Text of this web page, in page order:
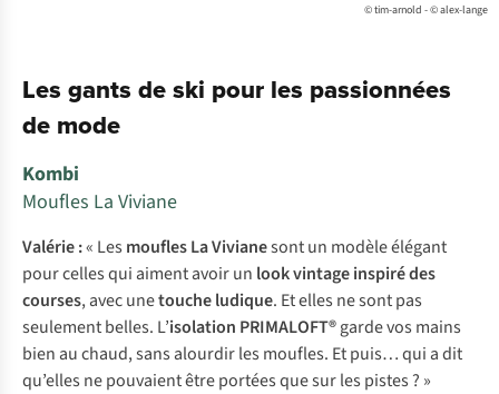
© tim-arnold - © alex-lange
Les gants de ski pour les passionnées
de mode
Kombi
Moufles La Viviane
Valérie :« Les moufles La Vivianesont un modèle élégant
pour celles qui aiment avoir un look vintage inspiré des
courses, avec unetouche ludique. Et elles ne sont pas
seulement belles. L’isolation PRIMALOFT®garde vos mains
bien au chaud, sans alourdir les moufles. Et puis… qui a dit
qu’elles ne pouvaient être portées que sur les pistes ? »